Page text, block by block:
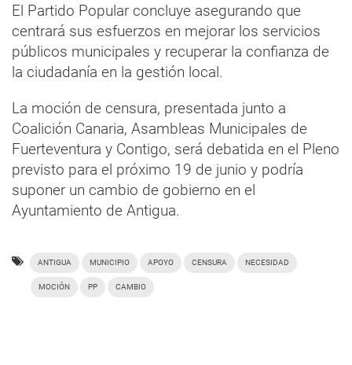
El Partido Popular concluye asegurando que
centrará sus esfuerzos en mejorar los servicios
públicos municipales y recuperar la confianza de
la ciudadanía en la gestión local.
La moción de censura, presentada junto a
Coalición Canaria, Asambleas Municipales de
Fuerteventura y Contigo, será debatida en el Pleno
previsto para el próximo 19 de junio y podría
suponer un cambio de gobierno en el
Ayuntamiento de Antigua.
ANTIGUA MUNICIPIO APOYO CENSURA NECESIDAD
MOCIÓN PP CAMBIO